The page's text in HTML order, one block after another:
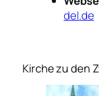
del.de
Kirche zu den